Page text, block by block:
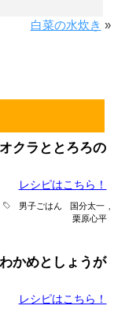
白菜の水炊き »
クラととろろの
レシピはこちら！
男子ごはん 国分太一
栗原心平
かめとしょうが
レシピはこちら！